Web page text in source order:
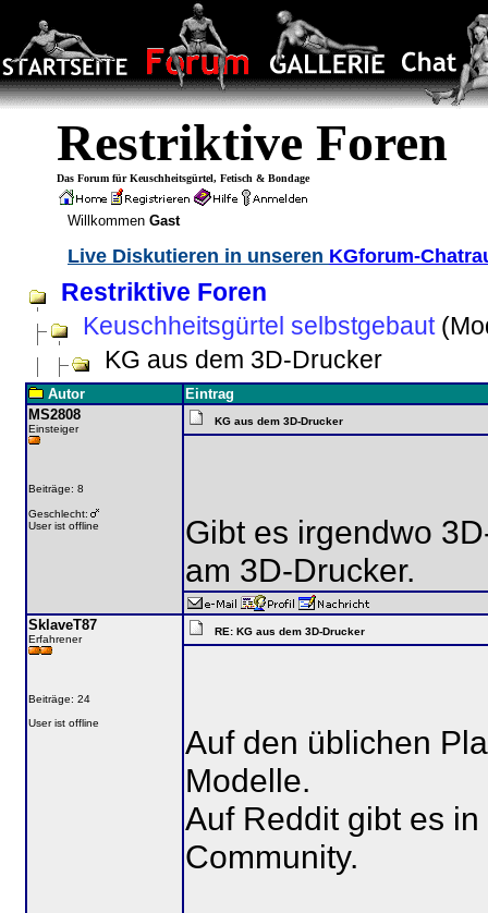
Restriktive Foren
Das Forum für Keuschheitsgürtel, Fetisch & Bondage
Willkommen Gast
Live Diskutieren in unseren KGforum-
Restriktive Foren
Keuschheitsgürtel selbstgebaut
KG aus dem 3D-Drucker
Autor
Eintrag
MS2808
Einsteiger
Beiträge: 8
Geschlecht:
User ist offline
KG aus dem 3D-Drucker
Gibt es irgendwo
am 3D-Drucker.
SklaveT87
Erfahrener
Beiträge: 24
User ist offline
RE: KG aus dem 3D-Drucker
Auf den üblichen
Modelle.
Auf Reddit gibt es
Community.